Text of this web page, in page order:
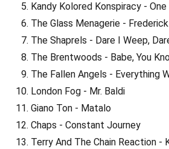
Kandy Kolored Konspiracy -
The Glass Menagerie -
The Shaprels - Dare I Weep,
The Brentwoods - Babe, You
The Fallen Angels - Everything
London Fog - Mr. Baldi
Giano Ton - Matalo
Chaps - Constant Journey
Terry And The Chain Reaction -